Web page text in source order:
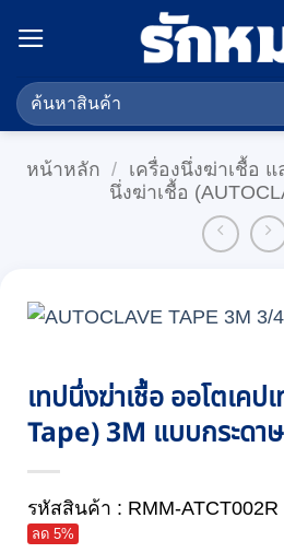
ไป
เนื้อหา
ค้นหา:
หน้าหลัก / เครื่องนึ่งฆ่าเชื้อ
นึ่งฆ่าเชื้อ
เทปนึ่งฆ่าเชื้อ ออโตเค
Tape) 3M แบบกระดา
รหัสสินค้า : RMM-ATCT002R
ลด 5%